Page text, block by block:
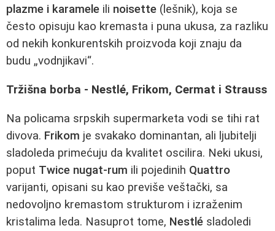
plazme i karamele ili noisette (lešnik), koja se
često opisuju kao kremasta i puna ukusa, za razliku
od nekih konkurentskih proizvoda koji znaju da
budu „vodnjikavi“.
Tržišna borba - Nestlé, Frikom, Cermat i Strauss
Na policama srpskih supermarketa vodi se tihi rat
divova. Frikom je svakako dominantan, ali ljubitelji
sladoleda primećuju da kvalitet oscilira. Neki ukusi,
poput Twice nugat-rum ili pojedinih Quattro
varijanti, opisani su kao previše veštački, sa
nedovoljno kremastom strukturom i izraženim
kristalima leda. Nasuprot tome, Nestlé sladoledi